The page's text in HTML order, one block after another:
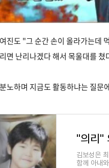
진도 "그 순간 손이 올라가는데
면 난리나겠다 해서 목울대를
노하며 지금도 활동하냐는 질
김보성은
함께 아내